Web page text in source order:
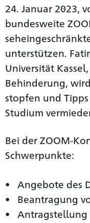
24. Januar 2023,
bundesweite
unterstützen.
Universität
Behinderung,
stopfen und
Studium
Bei der ZOOM-
Schwerpunkte:
Angebote des
Beantragung
Antragstellung